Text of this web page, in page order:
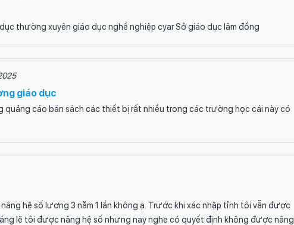
thường xuyên giáo dục nghề nghiệp cyar Sở giáo dục lâm đồng
giáo dục
cáo bán sách các thiết bị rất nhiều trong các trường học cái này có
hệ số lương 3 năm 1 lần không ạ. Trước khi xác nhập tỉnh tôi vẫn được
lẽ tôi được nâng hệ số nhưng nay nghe có quyết định không được nâng